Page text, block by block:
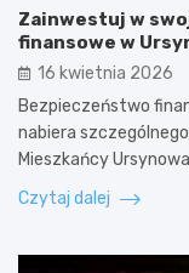
Zainwestuj w
finansowe w
16 kwietnia 2026
Bezpieczeństwo
nabiera
Mieszkańcy
Czytaj dalej